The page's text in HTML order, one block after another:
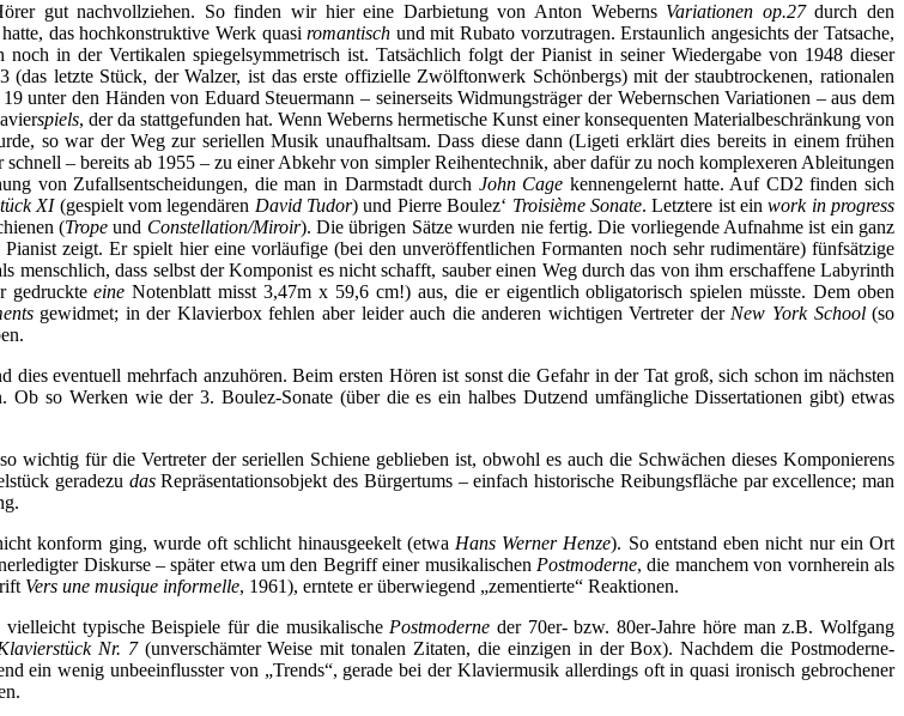
gut nachvollziehen. So finden wir hier eine Darbietung von Anton Weberns Variationen op.27durch den
das hochkonstruktive Werk quasiromantisch und mit Rubato vorzutragen. Erstaunlich angesichts der Tatsache,
in der Vertikalen spiegelsymmetrisch ist. Tatsächlich folgt der Pianist in seiner Wiedergabe von 1948 dieser
letzte Stück, der Walzer, ist das erste offizielle Zwölftonwerk Schönbergs) mit der staubtrockenen, rationalen
unter den Händen von Eduard Steuermann – seinerseits Widmungsträger der Webernschen Variationen – aus dem
spiels, der da stattgefunden hat. Wenn Weberns hermetische Kunst einer konsequenten Materialbeschränkung von
so war der Weg zur seriellen Musik unaufhaltsam. Dass diese dann (Ligeti erklärt dies bereits in einem frühen
– bereits ab 1955 – zu einer Abkehr von simpler Reihentechnik, aber dafür zu noch komplexeren Ableitungen
von Zufallsentscheidungen, die man in Darmstadt durch John Cage kennengelernt hatte. Auf CD2 finden sich
XI (gespielt vom legendären David Tudor) und Pierre Boulez‘ Troisième Sonate. Letztere ist einwork in progress
(Tropeund Constellation/Miroir). Die übrigen Sätze wurden nie fertig. Die vorliegende Aufnahme ist ein ganz
zeigt. Er spielt hier eine vorläufige (bei den unveröffentlichen Formanten noch sehr rudimentäre) fünfsätzige
dass selbst der Komponist es nicht schafft, sauber einen Weg durch das von ihm erschaffene Labyrinth
gedruckteeineNotenblatt misst 3,47m x 59,6 cm!) aus, die er eigentlich obligatorisch spielen müsste. Dem oben
gewidmet; in der Klavierbox fehlen aber leider auch die anderen wichtigen Vertreter der New York School(so
dies eventuell mehrfach anzuhören. Beim ersten Hören ist sonst die Gefahr in der Tat groß, sich schon im nächsten
so Werken wie der 3. Boulez-Sonate (über die es ein halbes Dutzend umfängliche Dissertationen gibt) etwas
wichtig für die Vertreter der seriellen Schiene geblieben ist, obwohl es auch die Schwächen dieses Komponierens
geradezu dasRepräsentationsobjekt des Bürgertums – einfach historische Reibungsfläche par excellence; man
konform ging, wurde oft schlicht hinausgeekelt (etwa Hans Werner Henze). So entstand eben nicht nur ein Ort
Diskurse – später etwa um den Begriff einer musikalischen Postmoderne, die manchem von vornherein als
Vers une musique informelle, 1961), erntete er überwiegend „zementierte“ Reaktionen.
typische Beispiele für die musikalische Postmoderne der 70er- bzw. 80er-Jahre höre man z.B. Wolfgang
Nr. 7(unverschämter Weise mit tonalen Zitaten, die einzigen in der Box). Nachdem die Postmoderne-
ein wenig unbeeinflusster von „Trends“, gerade bei der Klaviermusik allerdings oft in quasi ironisch gebrochener